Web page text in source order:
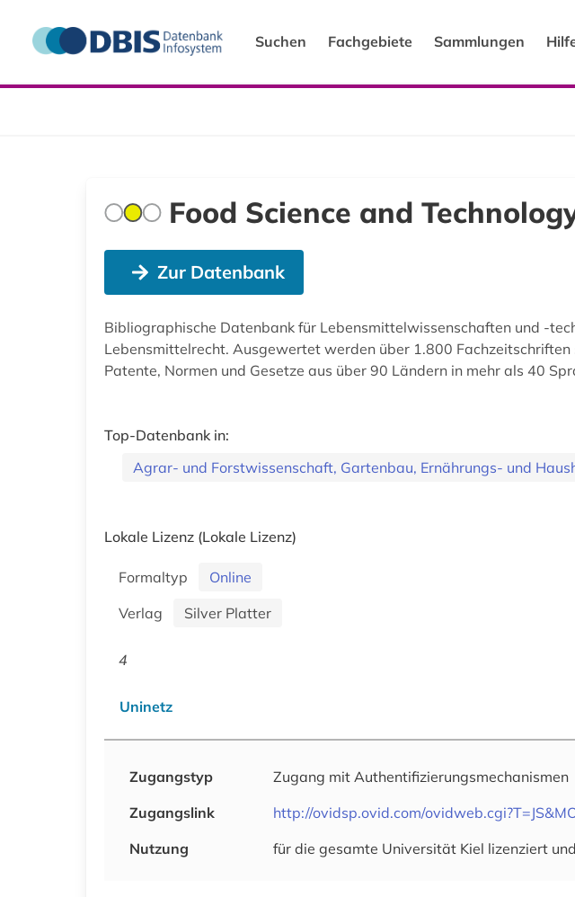
Suchen Fachgebiete Sammlungen
Food Science and
Zur Datenbank
Bibliographische Datenbank für Lebensmittelwissenschaften und -
Lebensmittelrecht. Ausgewertet werden über 1.800
Patente, Normen und Gesetze aus über 90 Ländern in mehr als 40
Top-Datenbank in:
Agrar- und Forstwissenschaft, Gartenbau, Ernährungs- und
Lokale Lizenz (Lokale Lizenz)
Formaltyp
Online
Verlag
Silver Platter
4
Uninetz
Zugangstyp
Zugang mit Authentifizierungsmechanismen
Zugangslink
http://ovidsp.ovid.com/
Nutzung
für die gesamte Universität Kiel lizenziert